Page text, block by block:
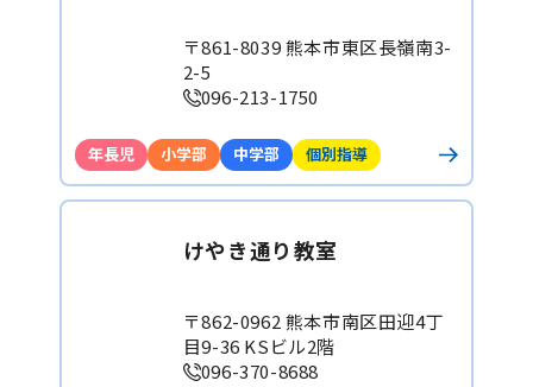
〒861-8039 熊本市東区長嶺南3-
2-5
096-213-1750
年長児 小学部 中学部 個別指導
けやき通り教室
〒862-0962 熊本市南区田迎4丁
目9-36 KSビル2階
096-370-8688